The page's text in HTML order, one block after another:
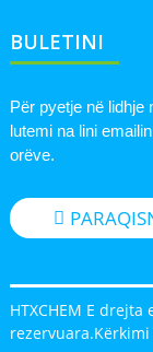
BULETINI
Për pyetje në lidhje
lutemi na lini
orëve.
HTXCHEM E
rezervuara.